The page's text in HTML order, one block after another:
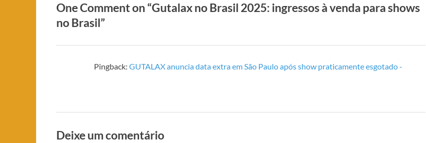
One Comment on “Gutalax no Brasil 2025: ingressos à venda para shows
no Brasil”
Pingback: GUTALAX anuncia data extra em São Paulo após show praticamente esgotado -
Deixe um comentário